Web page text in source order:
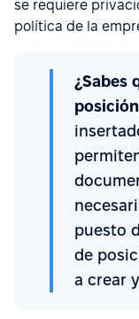
se requiere
política de la
¿Sabes
puesto
de
a crear